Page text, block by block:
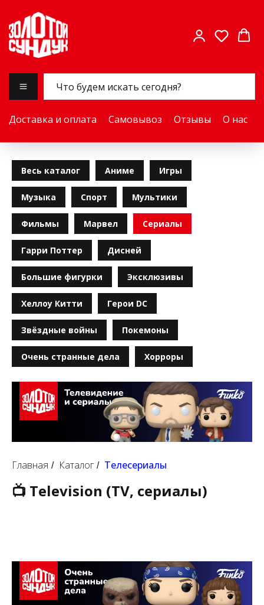
Доставка и оплата Самовывоз Отзывы О нас
Весь каталог Аниме Игры
Музыка Спорт Мультики
Фильмы Марвел Сериалы
Гарри Поттер Дисней
Большие фигурки Эксклюзивы
Хеллоу Китти Герои DC
Звёздные войны Покемоны
Очень странные дела Хорроры
Главная / Каталог / Телесериалы
📺 Television (TV, сериалы)